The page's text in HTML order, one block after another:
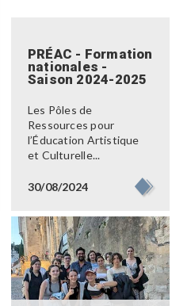
PRÉAC - Formation
nationales -
Saison 2024-2025
Les Pôles de
Ressources pour
l’Éducation Artistique
et Culturelle...
30/08/2024